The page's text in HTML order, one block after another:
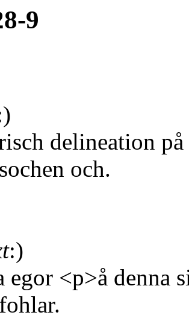
9
delineation
och.
:)
egor <p>å denna